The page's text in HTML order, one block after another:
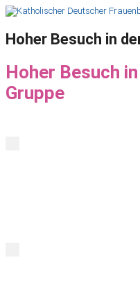
Hoher Besuch in
Hoher Besuch
Gruppe